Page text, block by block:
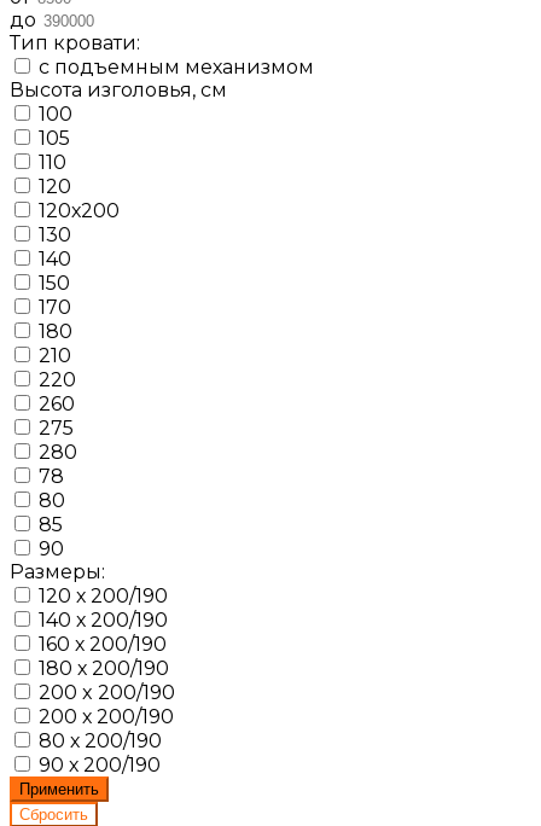
до
Тип кровати:
с подъемным механизмом
Высота изголовья, см
100
105
110
120
120х200
130
140
150
170
180
210
220
260
275
280
78
80
85
90
Размеры:
120 х 200/190
140 х 200/190
160 х 200/190
180 х 200/190
200 x 200/190
200 х 200/190
80 х 200/190
90 х 200/190